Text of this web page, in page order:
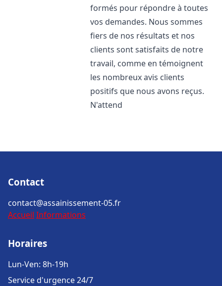
formés pour répondre à toutes
vos demandes. Nous sommes
fiers de nos résultats et nos
clients sont satisfaits de notre
travail, comme en témoignent
les nombreux avis clients
positifs que nous avons reçus.
N'attend
Contact
contact@assainissement-05.fr
Accueil Informations
Horaires
Lun-Ven: 8h-19h
Service d'urgence 24/7